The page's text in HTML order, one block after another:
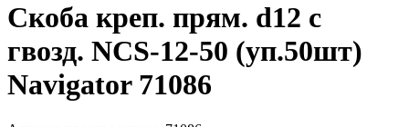
Скоба креп. прям. d12 с
гвозд. NCS-12-50 (уп.50шт)
Navigator 71086